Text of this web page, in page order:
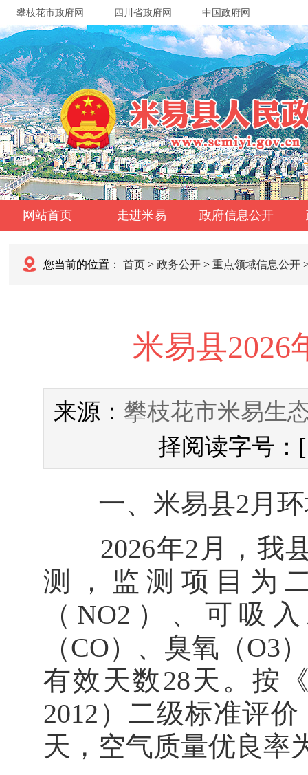
攀枝花市政府网 四川省政府网 中国政府网
网站首页 走进米易 政府信息公开
您当前的位置： 首页 > 政务公开 > 重点领域信息公开
米易县2026
来源： 攀枝花市米易生
择阅读字号
一、米易县2月环
2026年2月，我县
测，监测项目为
（NO2）、可吸
（CO）、臭氧（O3
有效天数28天。按
2012）二级标准评
天，空气质量优良率